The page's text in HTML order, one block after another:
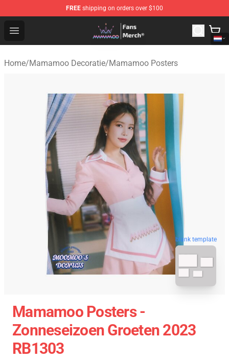
FREE shipping on orders over $100
Open menu
Mamamoo Store - Official Mamamoo Merchandise Shop
Home/Mamamoo Decoratie/Mamamoo Posters
blank template
Mamamoo Posters -
Zonneseizoen Groeten 2023
RB1303